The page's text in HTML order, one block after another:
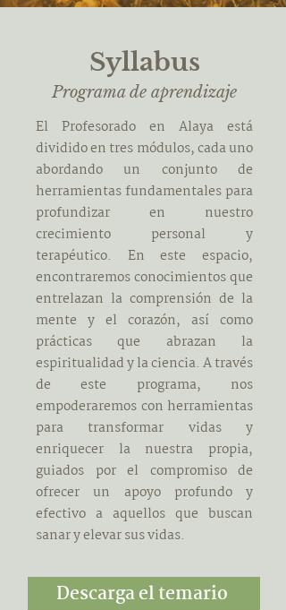
Syllabus
Programa de aprendizaje
El Profesorado en Alaya está
dividido en tres módulos, cada uno
abordando un conjunto de
herramientas fundamentales para
profundizar en nuestro
crecimiento personal y
terapéutico. En este espacio,
encontraremos conocimientos que
entrelazan la comprensión de la
mente y el corazón, así como
prácticas que abrazan la
espiritualidad y la ciencia. A través
de este programa, nos
empoderaremos con herramientas
para transformar vidas y
enriquecer la nuestra propia,
guiados por el compromiso de
ofrecer un apoyo profundo y
efectivo a aquellos que buscan
sanar y elevar sus vidas.
Descarga el temario